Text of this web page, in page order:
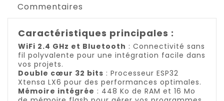
Commentaires
Caractéristiques principales :
WiFi 2.4 GHz et Bluetooth : Connectivité sans
fil polyvalente pour une intégration facile dans
vos projets.
Double cœur 32 bits : Processeur ESP32
Xtensa LX6 pour des performances optimales.
Mémoire intégrée : 448 Ko de RAM et 16 Mo